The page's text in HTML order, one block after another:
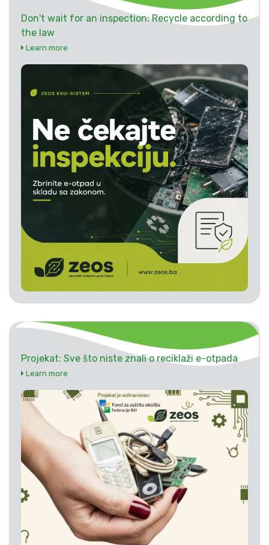
Don't wait for an inspection: Recycle according to
the law
Learn more
Projekat: Sve što niste znali o reciklaži e-otpada
Learn more